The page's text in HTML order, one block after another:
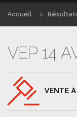
Accueil
VEP 14
VENTE